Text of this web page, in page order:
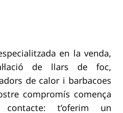
en la venda,
de llars de foc,
de calor i barbacoes
compromís comença
t’oferim un